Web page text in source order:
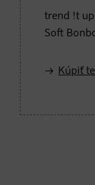
trend !t up
Soft
Kúpiť